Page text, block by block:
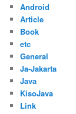
Android
Article
Book
etc
General
Ja-Jakarta
Java
KisoJava
Link